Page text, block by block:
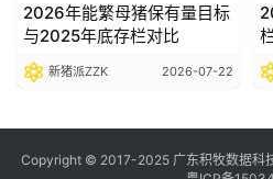
2026年能繁母猪保有量目标
与2025年底存栏对比
新猪派ZZK 2026-07-22
Copyright © 2017-2025 广东积牧数据科